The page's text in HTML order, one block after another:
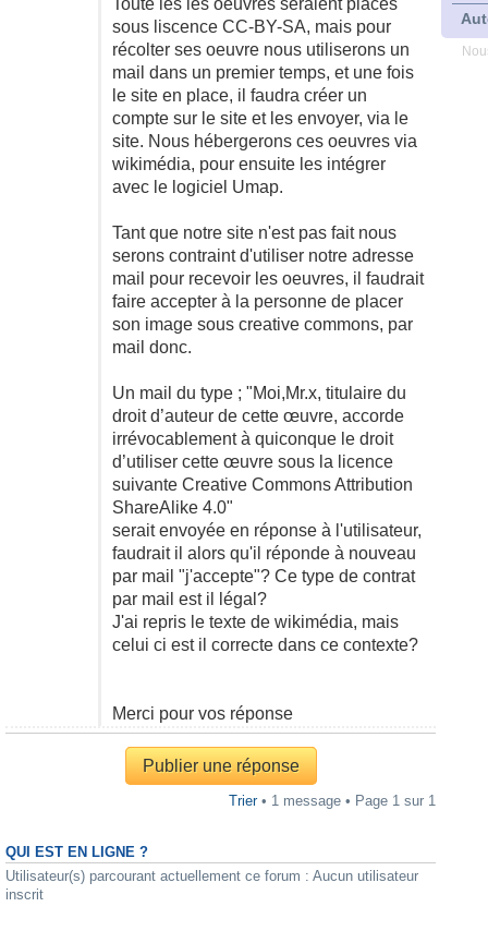
sous liscence CC-BY-SA, mais pour
récolter ses oeuvre nous utiliserons un
mail dans un premier temps, et une fois
le site en place, il faudra créer un
compte sur le site et les envoyer, via le
site. Nous hébergerons ces oeuvres via
wikimédia, pour ensuite les intégrer
avec le logiciel Umap.
Tant que notre site n'est pas fait nous
serons contraint d'utiliser notre adresse
mail pour recevoir les oeuvres, il faudrait
faire accepter à la personne de placer
son image sous creative commons, par
mail donc.
Un mail du type ; "Moi,Mr.x, titulaire du
droit d’auteur de cette œuvre, accorde
irrévocablement à quiconque le droit
d’utiliser cette œuvre sous la licence
suivante Creative Commons Attribution
ShareAlike 4.0"
serait envoyée en réponse à l'utilisateur,
faudrait il alors qu'il réponde à nouveau
par mail "j'accepte"? Ce type de contrat
par mail est il légal?
J'ai repris le texte de wikimédia, mais
celui ci est il correcte dans ce contexte?
Merci pour vos réponse
Publier une réponse
Trier• 1 message • Page 1 sur 1
QUI EST EN LIGNE ?
Utilisateur(s) parcourant actuellement ce forum : Aucun utilisateur
inscrit